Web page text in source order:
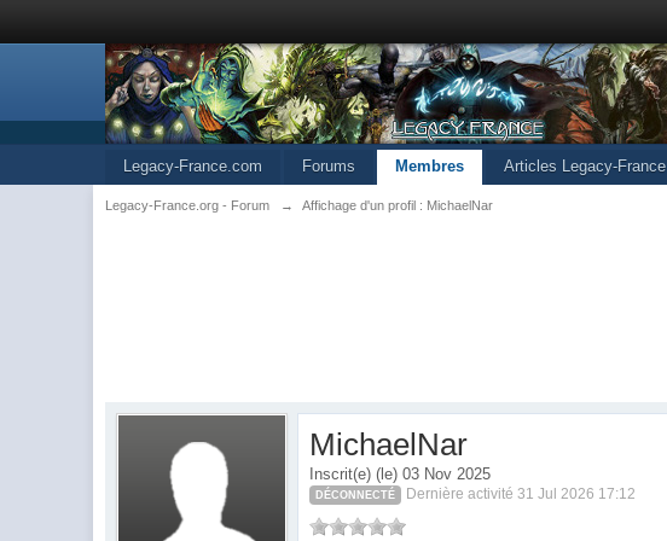
Legacy-France.com Forums Membres Articles Legacy-France
Legacy-France.org - Forum → Affichage d'un profil : MichaelNar
MichaelNar
Inscrit(e) (le) 03 Nov 2025
DÉCONNECTÉ Dernière activité 31 Jul 2026 17:12